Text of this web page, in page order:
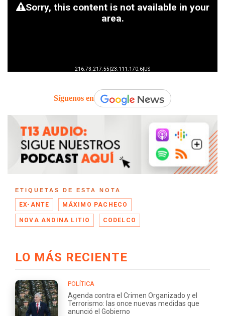
Síguenos en
ETIQUETAS DE ESTA NOTA
EX-ANTE MÁXIMO PACHECO
NOVA ANDINA LITIO CODELCO
LO MÁS RECIENTE
POLÍTICA
Agenda contra el Crimen Organizado y el
Terrorismo: las once nuevas medidas que
anunció el Gobierno